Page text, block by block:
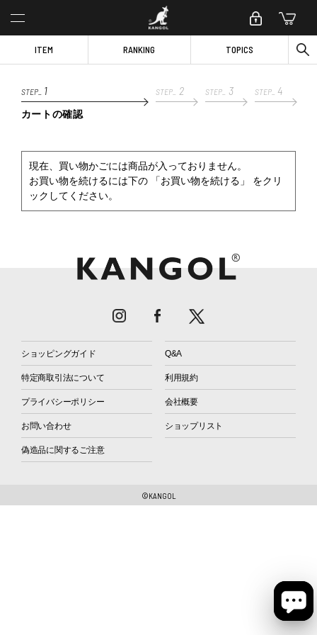
ITEM RANKING TOPICS
STEP_ 1
カートの確認
STEP_ 2 STEP_ 3 STEP_ 4
現在、買い物かごには商品が入っておりません。
お買い物を続けるには下の 「お買い物を続ける」 をクリ
ックしてください。
ショッピングガイド Q&A
特定商取引法について 利用規約
プライバシーポリシー 会社概要
お問い合わせ ショップリスト
偽造品に関するご注意
©KANGOL